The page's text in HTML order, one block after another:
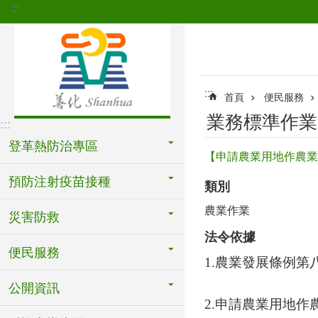
跳到主要內容區塊
:::
:::
登革熱防治專區
預防注射疫苗接種
災害防救
便民服務
公開資訊
::: 首頁 便民服務
業務標準作
【申請農業用地作農
類別
農業作業
法令依據
1.農業發展條例第
2.申請農業用地作